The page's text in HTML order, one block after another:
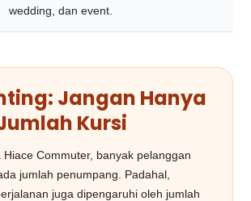
wedding, dan event.
Jangan Hanya
Kursi
Hiace Commuter, banyak pelanggan
jumlah penumpang. Padahal,
juga dipengaruhi oleh jumlah